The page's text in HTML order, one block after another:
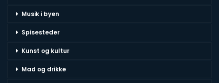
Musik i byen
Spisesteder
Kunst og kultur
Mad og drikke